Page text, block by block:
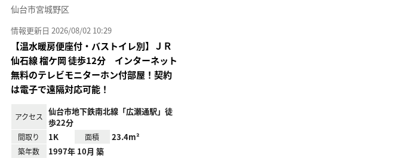
仙台市宮城野区
情報更新日 2026/08/02 10:29
【温水暖房便座付・バストイレ別】ＪＲ
仙⽯線 榴ケ岡 徒歩12分 インターネット
無料のテレビモニターホン付部屋！契約
は電子で遠隔対応可能！
アクセス
仙台市地下鉄南北線「広瀬通駅」徒
歩22分
間取り 1K 面積 23.4m²
築年数 1997年 10月 築